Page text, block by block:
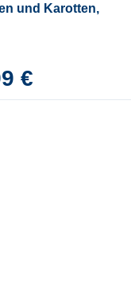
und Karotten,
€